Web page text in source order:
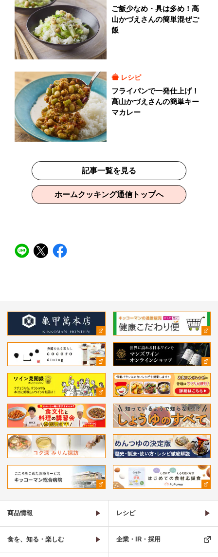
ご飯少なめ・具は多め！髙
山かづえさんの簡単混ぜご
飯
レシピ
フライパンで一発仕上げ！
髙山かづえさんの簡単キー
マカレー
記事一覧を見る
ホームクッキング通信トップへ
商品情報 レシピ
食を、知る・楽しむ 企業・IR・採用